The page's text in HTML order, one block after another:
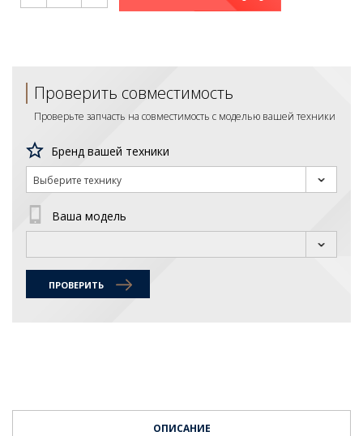
Проверить совместимость
Проверьте запчасть на совместимость с моделью вашей техники
Бренд вашей техники
Выберите технику
Ваша модель
ПРОВЕРИТЬ
ОПИСАНИЕ